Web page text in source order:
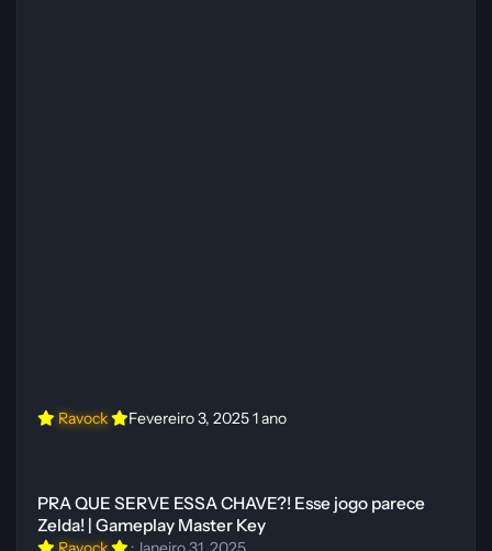
Ravock Fevereiro 3, 20251 ano
PRA QUE SERVE ESSA CHAVE?! Esse jogo parece
Zelda! | Gameplay Master Key